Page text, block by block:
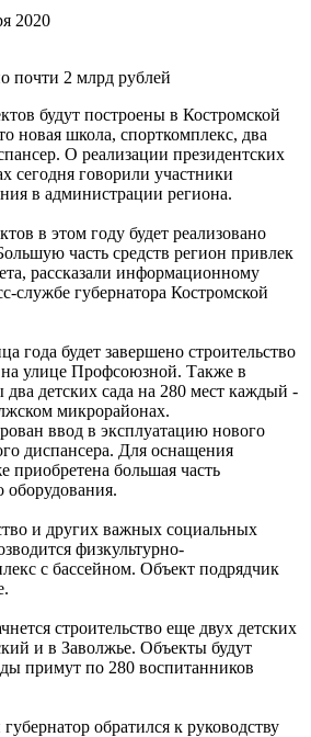
2020
почти 2 млрд рублей
будут построены в Костромской
новая школа, спорткомплекс, два
О реализации президентских
сегодня говорили участники
в администрации региона.
в этом году будет реализовано
часть средств регион привлек
рассказали информационному
службе губернатора Костромской
года будет завершено строительство
улице Профсоюзной. Также в
два детских сада на 280 мест каждый -
микрорайонах.
ввод в эксплуатацию нового
диспансера. Для оснащения
приобретена большая часть
оборудования.
и других важных социальных
физкультурно-
с бассейном. Объект подрядчик
строительство еще двух детских
и в Заволжье. Объекты будут
примут по 280 воспитанников
обратился к руководству